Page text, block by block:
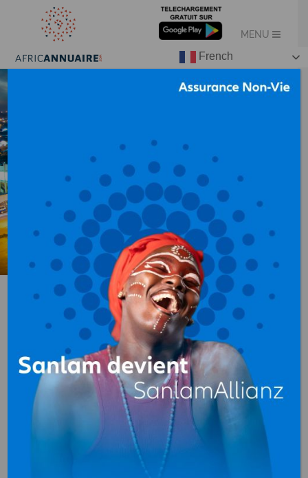
AssainissementauCameroun
DTP TERRASSEMENT
Assainissement
Yaoundé - Cameroun
AFFICHER LE N°
VOUS ÊTES LE PROPRIÉTAIRE?
French